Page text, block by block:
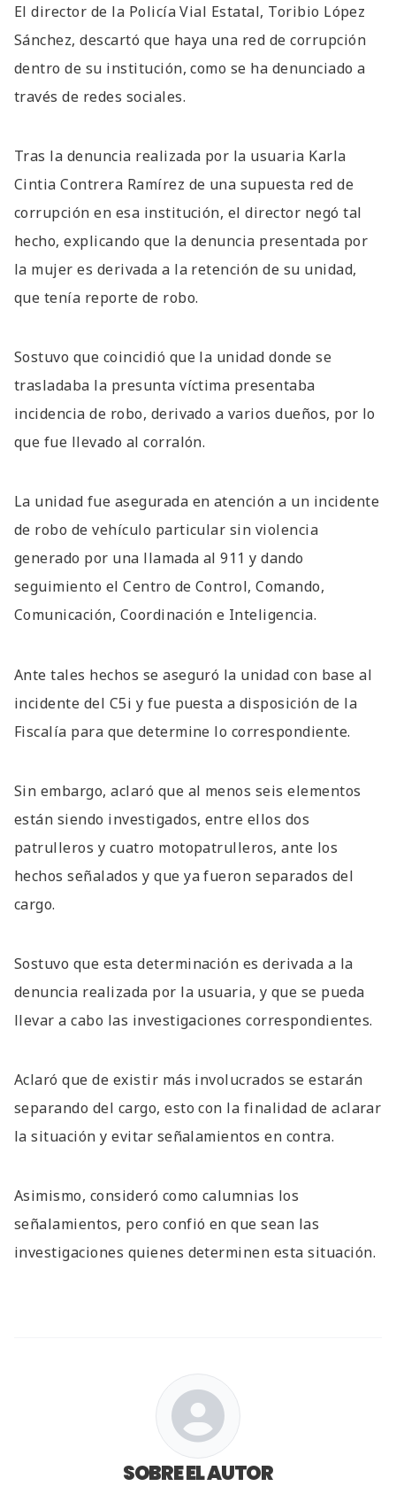
El director de la Policía Vial Estatal, Toribio López
Sánchez, descartó que haya una red de corrupción
dentro de su institución, como se ha denunciado a
través de redes sociales.
Tras la denuncia realizada por la usuaria Karla
Cintia Contrera Ramírez de una supuesta red de
corrupción en esa institución, el director negó tal
hecho, explicando que la denuncia presentada por
la mujer es derivada a la retención de su unidad,
que tenía reporte de robo.
Sostuvo que coincidió que la unidad donde se
trasladaba la presunta víctima presentaba
incidencia de robo, derivado a varios dueños, por lo
que fue llevado al corralón.
La unidad fue asegurada en atención a un incidente
de robo de vehículo particular sin violencia
generado por una llamada al 911 y dando
seguimiento el Centro de Control, Comando,
Comunicación, Coordinación e Inteligencia.
Ante tales hechos se aseguró la unidad con base al
incidente del C5i y fue puesta a disposición de la
Fiscalía para que determine lo correspondiente.
Sin embargo, aclaró que al menos seis elementos
están siendo investigados, entre ellos dos
patrulleros y cuatro motopatrulleros, ante los
hechos señalados y que ya fueron separados del
cargo.
Sostuvo que esta determinación es derivada a la
denuncia realizada por la usuaria, y que se pueda
llevar a cabo las investigaciones correspondientes.
Aclaró que de existir más involucrados se estarán
separando del cargo, esto con la finalidad de aclarar
la situación y evitar señalamientos en contra.
Asimismo, consideró como calumnias los
señalamientos, pero confió en que sean las
investigaciones quienes determinen esta situación.
SOBRE EL AUTOR